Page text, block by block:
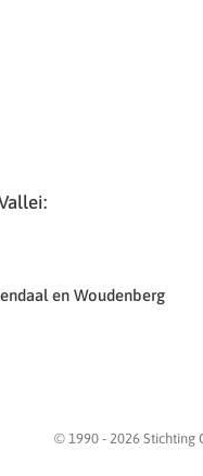
en Woudenberg
© 1990 - 2026 Stichting